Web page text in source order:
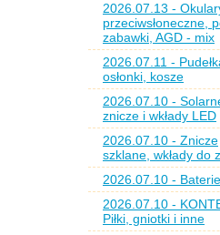
2026.07.13 -
przeciwsłoneczne,
zabawki, AGD - mix
2026.07.11 -
osłonki, kosze
2026.07.10 -
znicze i wkłady LED
2026.07.10 - Znicze
szklane, wkłady do
2026.07.10 - Baterie
2026.07.10 -
Piłki, gniotki i inne